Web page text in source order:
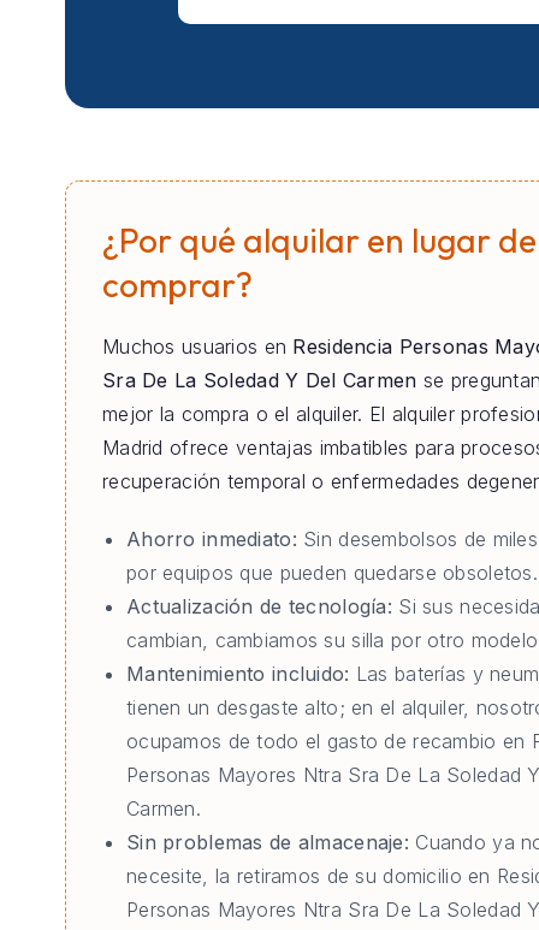
¿Por qué alquilar en lugar de
comprar?
Muchos usuarios en Residencia Personas
Sra De La Soledad Y Del Carmen se
mejor la compra o el alquiler. El alquiler
Madrid ofrece ventajas imbatibles para
recuperación temporal o enfermedades
Ahorro inmediato: Sin desembolsos de
por equipos que pueden quedarse obsoletos.
Actualización de tecnología: Si sus
cambian, cambiamos su silla por otro
Mantenimiento incluido: Las baterías y
tienen un desgaste alto; en el alquiler,
ocupamos de todo el gasto de recambio en
Personas Mayores Ntra Sra De La Soledad
Carmen.
Sin problemas de almacenaje: Cuando ya
necesite, la retiramos de su domicilio en
Personas Mayores Ntra Sra De La Soledad